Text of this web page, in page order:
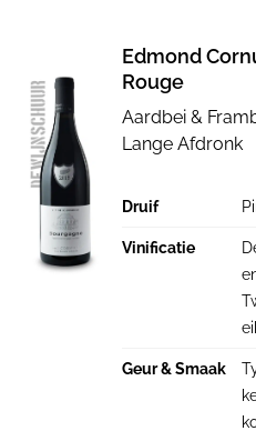
Edmond
Rouge
Aardbei &
Lange Afdronk
Druif
Vinificatie
Geur & Smaak